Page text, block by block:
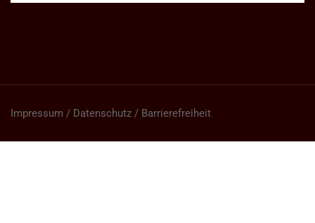
Impressum / Datenschutz / Barrierefreiheit